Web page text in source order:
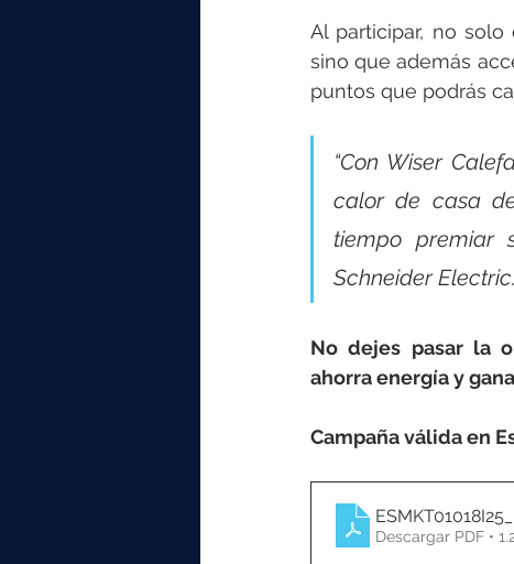
Al participar, no
sino que además
puntos que podrás
“Con Wiser
calor de casa
tiempo premiar
Schneider Electric.
No dejes pasar la
ahorra energía y
Campaña válida en
Descargar PDF •